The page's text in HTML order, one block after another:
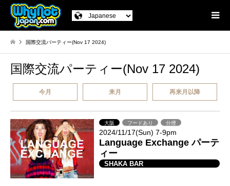
国際交流パーティー(Nov 17 2024)
国際交流パーティー(Nov 17 2024)
今月 来月 再来月以降
大阪 フードあり 分煙
2024/11/17(Sun) 7-9pm
Language Exchange パーテ
ィー
SHAKA BAR